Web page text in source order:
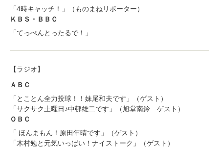
「4時キャッチ！」（ものまねリポーター）
ＫＢＳ・ＢＢＣ
「てっぺんとったるで！」
【ラジオ】
ＡＢＣ
「とことん全力投球！！妹尾和夫です」（ゲスト）
「サクサク土曜日♪中邨雄二です」（旭堂南鈴 ゲスト）
ＯＢＣ
「 ほんまもん！原田年晴です」（ゲスト）
「木村勉と元気いっぱい！ナイストーク」（ゲスト）